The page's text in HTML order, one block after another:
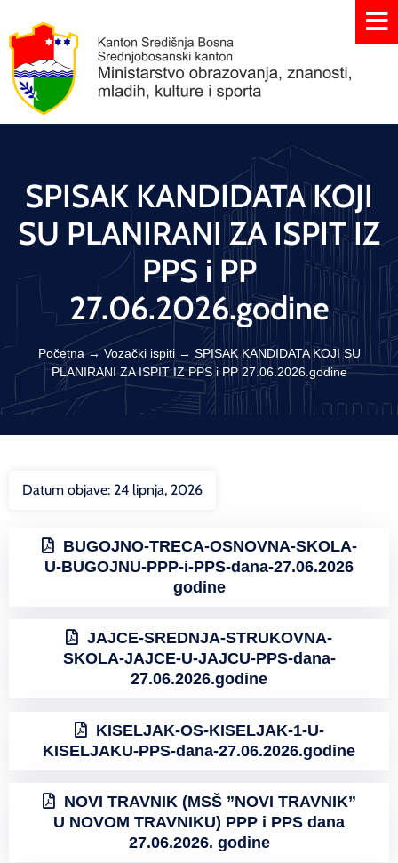
SPISAK KANDIDATA KOJI
SU PLANIRANI ZA ISPIT IZ
PPS i PP
27.06.2026.godine
Početna→Vozački ispiti→ SPISAK KANDIDATA KOJI SU
PLANIRANI ZA ISPIT IZ PPS i PP 27.06.2026.godine
Datum objave: 24 lipnja, 2026
BUGOJNO-TRECA-OSNOVNA-SKOLA-
U-BUGOJNU-PPP-i-PPS-dana-27.06.2026
godine
JAJCE-SREDNJA-STRUKOVNA-
SKOLA-JAJCE-U-JAJCU-PPS-dana-
27.06.2026.godine
KISELJAK-OS-KISELJAK-1-U-
KISELJAKU-PPS-dana-27.06.2026.godine
NOVI TRAVNIK (MSŠ ”NOVI TRAVNIK”
U NOVOM TRAVNIKU) PPP i PPS dana
27.06.2026. godine